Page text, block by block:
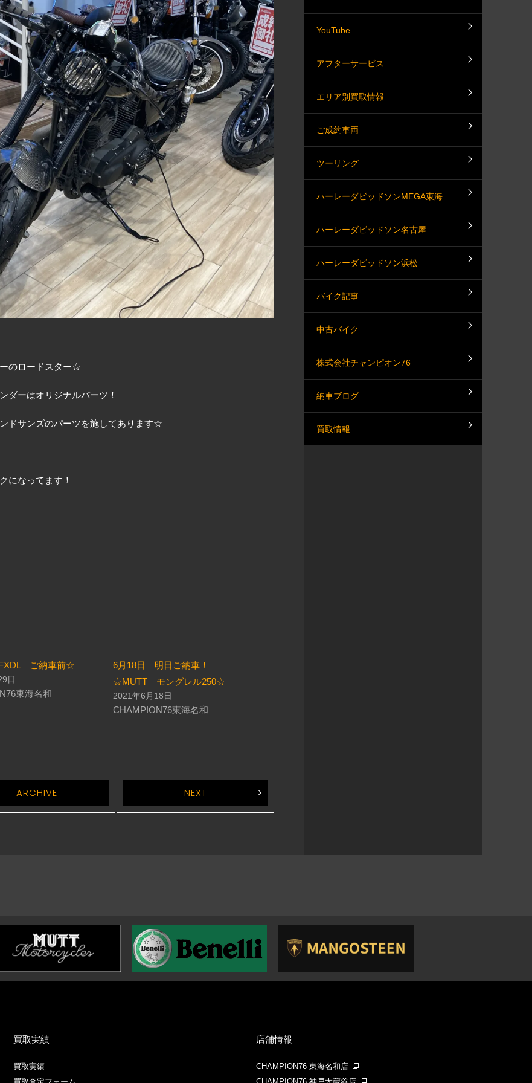
のロードスター☆
ダーはオリジナルパーツ！
ドサンズのパーツを施してあります☆
になってます！
ご納車前☆
日
東海名和
6月18日 明日ご納車！
☆MUTT モングレル250☆
2021年6月18日
CHAMPION76東海名和
ARCHIVE NEXT
YouTube
アフターサービス
エリア別買取情報
ご成約車両
ツーリング
ハーレーダビッドソンMEGA東海
ハーレーダビッドソン名古屋
ハーレーダビッドソン浜松
バイク記事
中古バイク
株式会社チャンピオン76
納車ブログ
買取情報
買取実績
買取実績
店舗情報
CHAMPION76 東海名和店